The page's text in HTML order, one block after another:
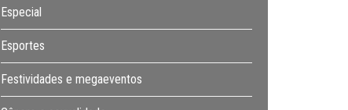
Especial
Esportes
Festividades e megaeventos